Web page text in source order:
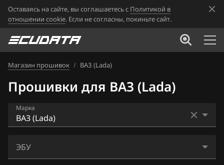
Оставаясь на сайте, вы соглашаетесь с Политикой в
отношении cookie. Если не согласны, покиньте сайт.
Магазин прошивок / ВАЗ (Lada)
Прошивки для ВАЗ (Lada)
Марка
Alfa Romeo
ЭБУ